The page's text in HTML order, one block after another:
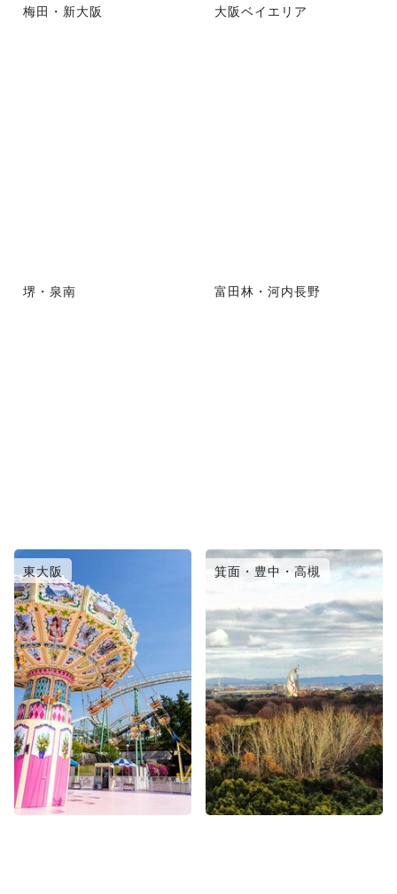
梅田・新大阪 大阪ベイエリア
堺・泉南 富田林・河内長野
東大阪 箕面・豊中・高槻